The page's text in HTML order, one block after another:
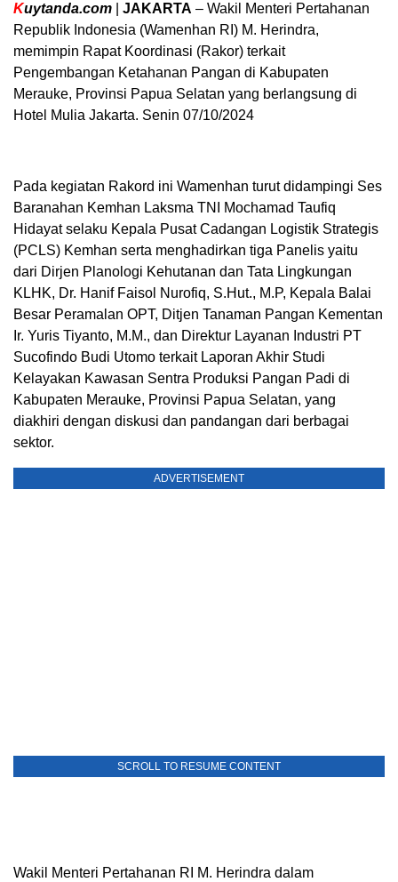
Kuytanda.com JAKARTA – Wakil Menteri Pertahanan
Republik Indonesia (Wamenhan RI) M. Herindra,
memimpin Rapat Koordinasi (Rakor) terkait
Pengembangan Ketahanan Pangan di Kabupaten
Merauke, Provinsi Papua Selatan yang berlangsung di
Hotel Mulia Jakarta. Senin 07/10/2024
Pada kegiatan Rakord ini Wamenhan turut didampingi Ses
Baranahan Kemhan Laksma TNI Mochamad Taufiq
Hidayat selaku Kepala Pusat Cadangan Logistik Strategis
(PCLS) Kemhan serta menghadirkan tiga Panelis yaitu
dari Dirjen Planologi Kehutanan dan Tata Lingkungan
KLHK, Dr. Hanif Faisol Nurofiq, S.Hut., M.P, Kepala Balai
Besar Peramalan OPT, Ditjen Tanaman Pangan Kementan
Ir. Yuris Tiyanto, M.M., dan Direktur Layanan Industri PT
Sucofindo Budi Utomo terkait Laporan Akhir Studi
Kelayakan Kawasan Sentra Produksi Pangan Padi di
Kabupaten Merauke, Provinsi Papua Selatan, yang
diakhiri dengan diskusi dan pandangan dari berbagai
sektor.
ADVERTISEMENT
SCROLL TO RESUME CONTENT
Wakil Menteri Pertahanan RI M. Herindra dalam